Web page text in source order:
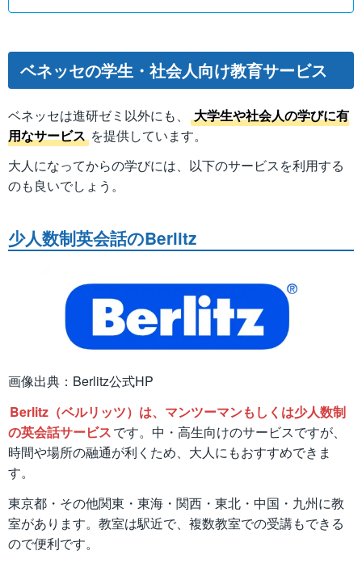
ベネッセの学生・社会人向け教育サービス
ベネッセは進研ゼミ以外にも、
大学生や社会人の学びに有
用なサービス を提供しています。
大人になってからの学びには、以下のサービスを利用する
のも良いでしょう。
少人数制英会話のBerlitz
画像出典：Berlitz公式HP
Berlitz（ベルリッツ）は、マンツーマンもしくは少人数制
の英会話サービスです。中・高生向けのサービスですが、
時間や場所の融通が利くため、大人にもおすすめできま
す。
東京都・その他関東・東海・関西・東北・中国・九州に教
室があります。教室は駅近で、複数教室での受講もできる
ので便利です。